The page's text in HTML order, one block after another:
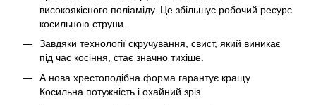
високоякісного поліаміду. Це збільшує робочий ресурс
косильною струни.
Завдяки технології скручування, свист, який виникає
під час косіння, стає значно тихіше.
А нова хрестоподібна форма гарантує кращу
Косильна потужність і охайний зріз.